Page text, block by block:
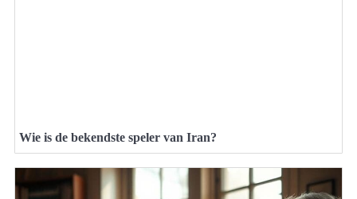
Wie is de bekendste speler van Iran?